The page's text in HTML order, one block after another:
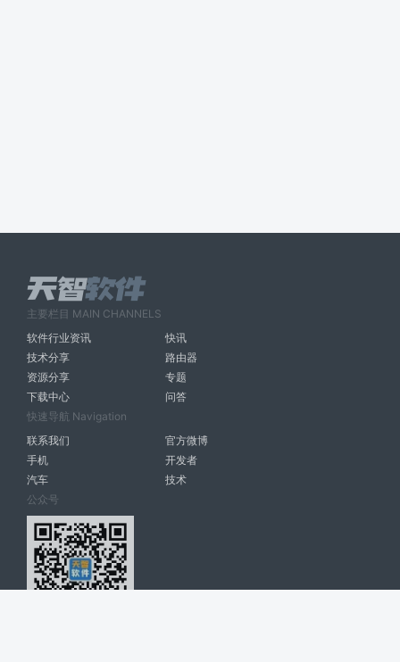
主要栏目 MAIN CHANNELS
软件行业资讯
快讯
技术分享
路由器
资源分享
专题
下载中心
问答
快速导航 Navigation
联系我们
官方微博
手机
开发者
汽车
技术
公众号